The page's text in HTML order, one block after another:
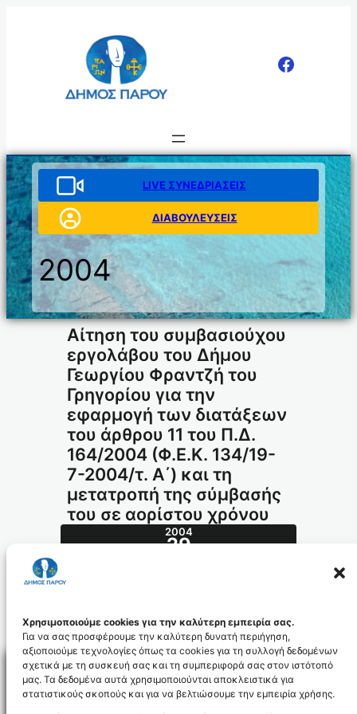
Χρησιμοποιούμε cookies για την καλύτερη εμπειρία σας.
Για να σας προσφέρουμε την καλύτερη δυνατή περιήγηση,
αξιοποιούμε τεχνολογίες όπως τα cookies για τη συλλογή δεδομένων
σχετικά με τη συσκευή σας και τη συμπεριφορά σας στον ιστότοπό
μας. Τα δεδομένα αυτά χρησιμοποιούνται αποκλειστικά για
στατιστικούς σκοπούς και για να βελτιώσουμε την εμπειρία χρήσης.
LIVE ΣΥΝΕΔΡΙΑΣΕΙΣ
ΔΙΑΒΟΥΛΕΥΣΕΙΣ
2004
Αίτηση του συμβασιούχου
εργολάβου του Δήμου
Γεωργίου Φραντζή του
Γρηγορίου για την
εφαρμογή των διατάξεων
του άρθρου 11 του Π.Δ.
164/2004 (Φ.Ε.Κ. 134/19-
7-2004/τ. Α΄) και τη
μετατροπή της σύμβασής
του σε αορίστου χρόνου
2004
29
536.2004_id393